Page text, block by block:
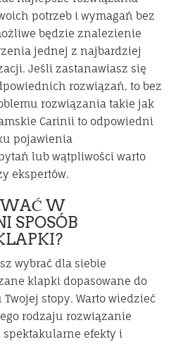
potrzeb i wymagań bez
będzie znalezienie
jednej z najbardziej
Jeśli zastanawiasz się
rozwiązań, to bez
rozwiązania takie jak
Carinii to odpowiedni
pojawienia
lub wątpliwości warto
ekspertów.
W
SPOSÓB
wybrać dla siebie
klapki dopasowane do
stopy. Warto wiedzieć
rodzaju rozwiązanie
spektakularne efekty i